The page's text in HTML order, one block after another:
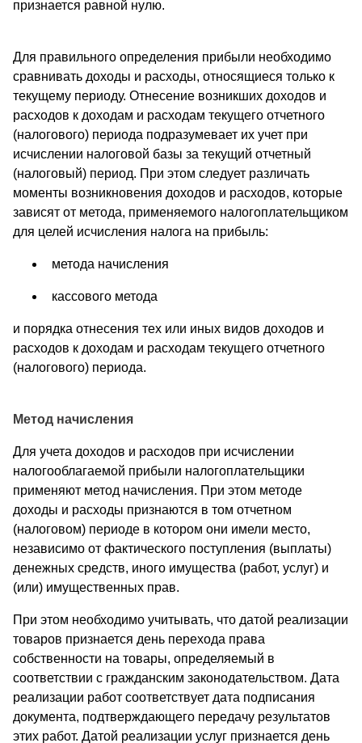
признается равной нулю.
Для правильного определения прибыли необходимо
сравнивать доходы и расходы, относящиеся только к
текущему периоду. Отнесение возникших доходов и
расходов к доходам и расходам текущего отчетного
(налогового) периода подразумевает их учет при
исчислении налоговой базы за текущий отчетный
(налоговый) период. При этом следует различать
моменты возникновения доходов и расходов, которые
зависят от метода, применяемого налогоплательщиком
для целей исчисления налога на прибыль:
метода начисления
кассового метода
и порядка отнесения тех или иных видов доходов и
расходов к доходам и расходам текущего отчетного
(налогового) периода.
Метод начисления
Для учета доходов и расходов при исчислении
налогооблагаемой прибыли налогоплательщики
применяют метод начисления. При этом методе
доходы и расходы признаются в том отчетном
(налоговом) периоде в котором они имели место,
независимо от фактического поступления (выплаты)
денежных средств, иного имущества (работ, услуг) и
(или) имущественных прав.
При этом необходимо учитывать, что датой реализации
товаров признается день перехода права
собственности на товары, определяемый в
соответствии с гражданским законодательством. Дата
реализации работ соответствует дата подписания
документа, подтверждающего передачу результатов
этих работ. Датой реализации услуг признается день